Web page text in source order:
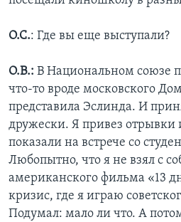
О.С.: Где вы еще выступали?
О.В.: В Национальном союзе
что-то вроде московского
представила Эслинда. И
дружески. Я привез отрывки
показали на встрече со
Любопытно, что я не взял с
американского фильма «13
кризис, где я играю
Подумал: мало ли что. А